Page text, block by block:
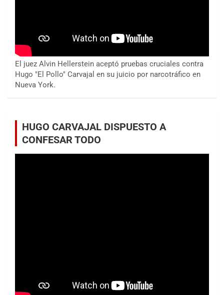
El juez Alvin Hellerstein aceptó pruebas cruciales contra
Hugo "El Pollo" Carvajal en su juicio por narcotráfico en
Nueva York.
HUGO CARVAJAL DISPUESTO A
CONFESAR TODO